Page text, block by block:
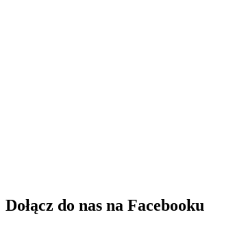
Dołącz do nas na Facebooku